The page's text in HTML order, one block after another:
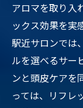
アロマを取り入
ックス効果を実
駅近サロンでは
ルを選べるサー
ンと頭皮ケアを
っては、リフレ